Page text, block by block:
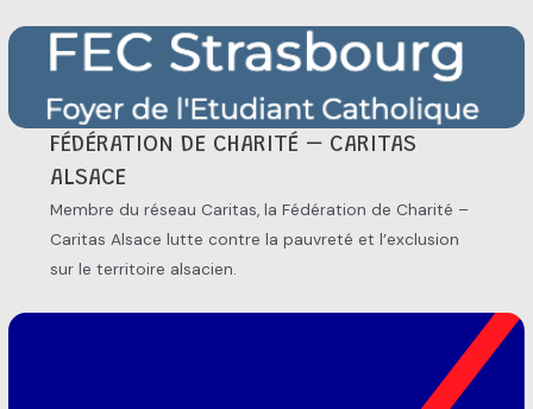
FÉDÉRATION DE CHARITÉ – CARITAS
ALSACE
Membre du réseau Caritas, la Fédération de Charité –
Caritas Alsace lutte contre la pauvreté et l’exclusion
sur le territoire alsacien.